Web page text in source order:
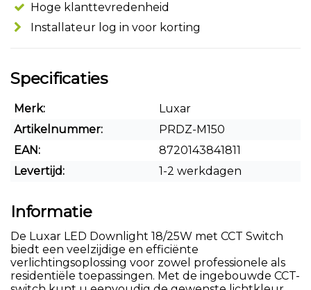
Hoge klanttevredenheid
Installateur log in voor korting
Specificaties
Merk:
Luxar
Artikelnummer:
PRDZ-M150
EAN:
8720143841811
Levertijd:
1-2 werkdagen
Informatie
De Luxar LED Downlight 18/25W met CCT Switch
biedt een veelzijdige en efficiënte
verlichtingsoplossing voor zowel professionele als
residentiële toepassingen. Met de ingebouwde CCT-